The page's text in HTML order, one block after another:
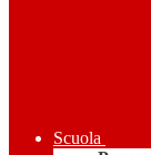
Scuola